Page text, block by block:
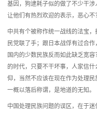
基因，狗逮耗子似的做了不少干
让他们有热烈欢迎的表示，恶心不
中共有个被称作统一战线的法宝
民党联了手；跟日本战俘有过合
国内的少数民族反而如此缺乏宽
的时代，只要不干坏事，人家信
仰，当然不应该在现在作为处理
一概以落后称谓，是地道的无知。
中国处理民族问题的误区，在于